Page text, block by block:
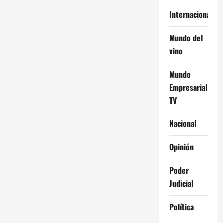
Internacional
Mundo del
vino
Mundo
Empresarial
TV
Nacional
Opinión
Poder
Judicial
Política